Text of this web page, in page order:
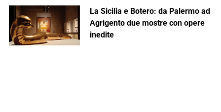
La Sicilia e Botero: da Palermo ad
Agrigento due mostre con opere
inedite